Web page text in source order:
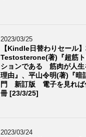
2023/03/25
【Kindle日替わりセール】
Testosterone(著)『超筋
ションである 筋肉が人生
理由』、平山令明(著)『暗
門 新訂版 電子を見れば
冊 [23/3/25]
2023/03/24